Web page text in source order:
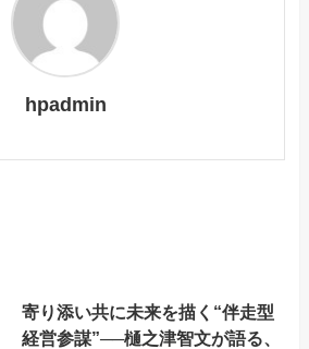
hpadmin
寄り添い共に未来を描く“伴走型
経営参謀”──樋之津智文が語る、